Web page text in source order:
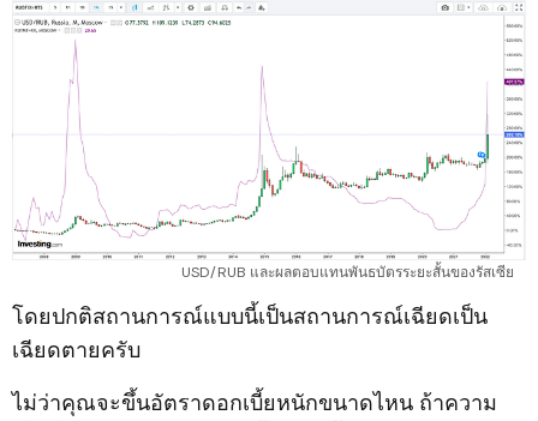
USD/RUB และผลตอบแทนพันธบัตรระยะสั้นของรัสเซีย
โดยปกติสถานการณ์แบบนี้เป็นสถานการณ์เฉียดเป็น
เฉียดตายครับ
ไม่ว่าคุณจะขึ้นอัตราดอกเบี้ยหนักขนาดไหน ถ้าความ